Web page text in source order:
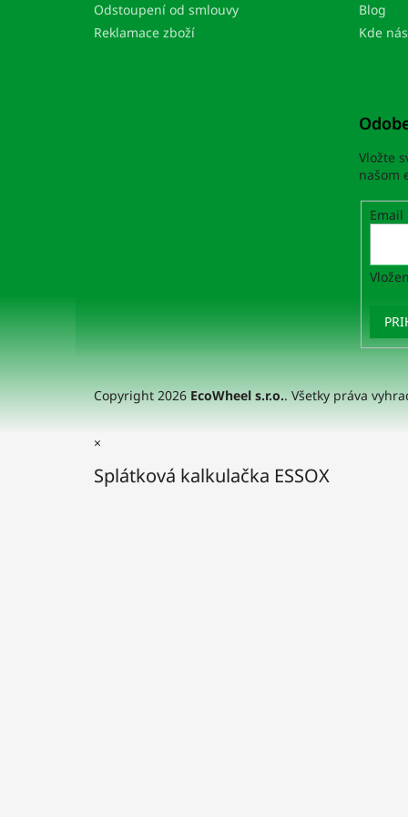
Odstoupení od smlouvy
Reklamace zboží
Blog
Kde
Vložte
našom
Email
Copyright 2026 EcoWheel s.r.o.. Všetky práva
×
Splátková kalkulačka ESSOX